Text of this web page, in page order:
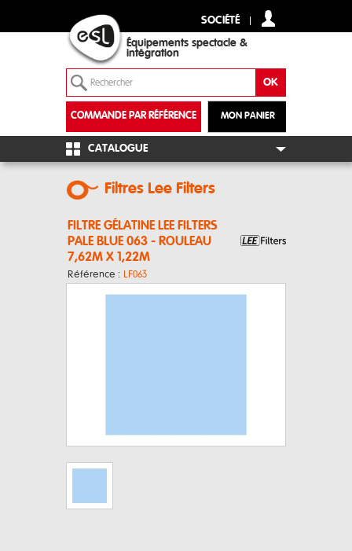
SOCIÉTÉ
Équipements spectacle &
intégration
MON PANIER
COMMANDE PAR RÉFÉRENCE
+
CATALOGUE
Filtres Lee Filters
FILTRE GÉLATINE LEE FILTERS
PALE BLUE 063 - ROULEAU
7,62M X 1,22M
Référence : LF063